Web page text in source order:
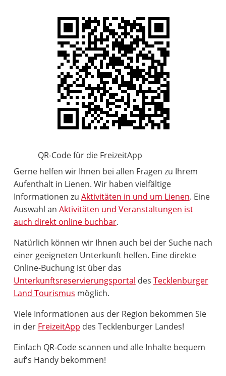
QR-Code für die FreizeitApp
Gerne helfen wir Ihnen bei allen Fragen zu Ihrem
Aufenthalt in Lienen. Wir haben vielfältige
Informationen zu Aktivitäten in und um Lienen. Eine
Auswahl an Aktivitäten und Veranstaltungen ist
auch direkt online buchbar.
Natürlich können wir Ihnen auch bei der Suche nach
einer geeigneten Unterkunft helfen. Eine direkte
Online-Buchung ist über das
Unterkunftsreservierungsportal des Tecklenburger
Land Tourismus möglich.
Viele Informationen aus der Region bekommen Sie
in der FreizeitApp des Tecklenburger Landes!
Einfach QR-Code scannen und alle Inhalte bequem
auf's Handy bekommen!